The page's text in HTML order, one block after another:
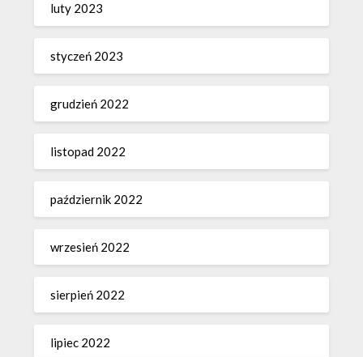
luty 2023
styczeń 2023
grudzień 2022
listopad 2022
październik 2022
wrzesień 2022
sierpień 2022
lipiec 2022